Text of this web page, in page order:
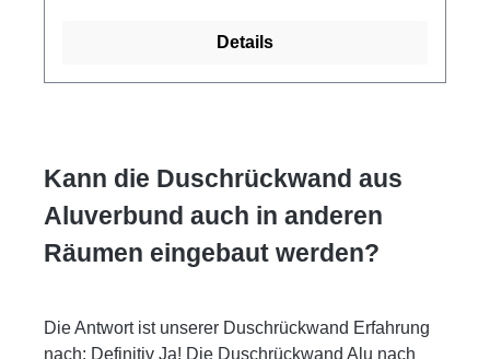
Details
Kann die Duschrückwand aus
Aluverbund auch in anderen
Räumen eingebaut werden?
Die Antwort ist unserer Duschrückwand Erfahrung
nach: Definitiv Ja! Die Duschrückwand Alu nach